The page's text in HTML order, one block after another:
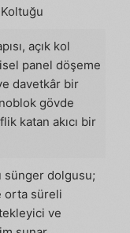
açık kol
panel döşeme
davetkâr bir
gövde
katan akıcı bir
sünger dolgusu;
orta süreli
ve